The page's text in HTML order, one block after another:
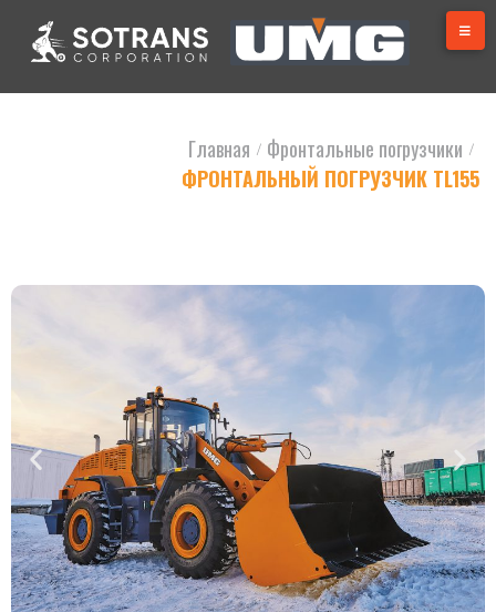
Главная / Фронтальные погрузчики /
ФРОНТАЛЬНЫЙ ПОГРУЗЧИК TL155